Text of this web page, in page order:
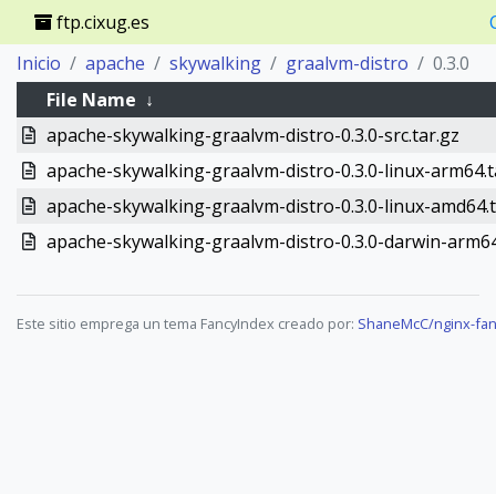
ftp.cixug.es
Inicio
apache skywalking graalvm-distro
0.3.0
File Name ↓
apache-skywalking-graalvm-distro-0.3.0-src.tar.gz
apache-skywalking-graalvm-distro-0.3.0-linux-
apache-skywalking-graalvm-distro-0.3.0-linux-
apache-skywalking-graalvm-distro-0.3.0-darwin-
Este sitio emprega un tema FancyIndex creado por: ShaneMcC/nginx-